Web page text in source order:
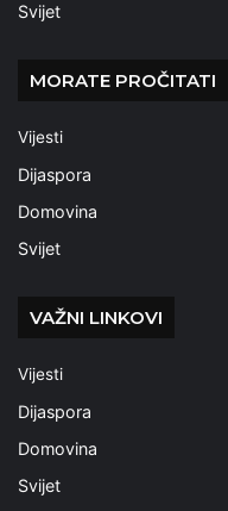
Svijet
MORATE PROČITATI
Vijesti
Dijaspora
Domovina
Svijet
VAŽNI LINKOVI
Vijesti
Dijaspora
Domovina
Svijet